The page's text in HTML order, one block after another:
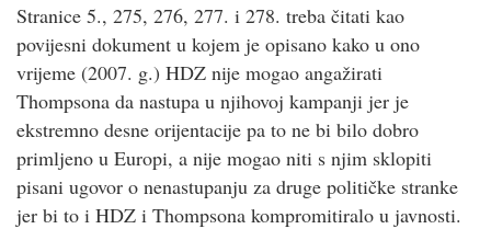
Stranice 5., 275, 276, 277. i 278. treba čitati kao
povijesni dokument u kojem je opisano kako u ono
vrijeme (2007. g.) HDZ nije mogao angažirati
Thompsona da nastupa u njihovoj kampanji jer je
ekstremno desne orijentacije pa to ne bi bilo dobro
primljeno u Europi, a nije mogao niti s njim sklopiti
pisani ugovor o nenastupanju za druge političke stranke
jer bi to i HDZ i Thompsona kompromitiralo u javnosti.